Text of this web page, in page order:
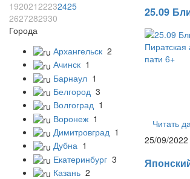
19202122232425
2627282930
Города
Архангельск 2
Ачинск 1
Барнаул 1
Белгород 3
Волгоград 1
Воронеж 1
Димитровград 1
Дубна 1
Екатеринбург 3
Казань 2
25.09
Читать
25/09/